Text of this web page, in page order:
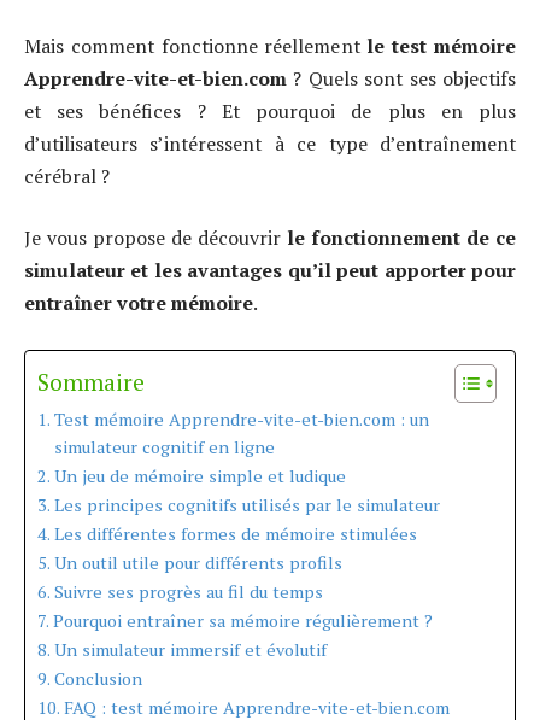
Mais comment fonctionne réellement le test mémoire
Apprendre-vite-et-bien.com ? Quels sont ses objectifs
et ses bénéfices ? Et pourquoi de plus en plus
d’utilisateurs s’intéressent à ce type d’entraînement
cérébral ?
Je vous propose de découvrir le fonctionnement de ce
simulateur et les avantages qu’il peut apporter pour
entraîner votre mémoire.
Sommaire
Test mémoire Apprendre-vite-et-bien.com : un
simulateur cognitif en ligne
Un jeu de mémoire simple et ludique
Les principes cognitifs utilisés par le simulateur
Les différentes formes de mémoire stimulées
Un outil utile pour différents profils
Suivre ses progrès au fil du temps
Pourquoi entraîner sa mémoire régulièrement ?
Un simulateur immersif et évolutif
Conclusion
FAQ : test mémoire Apprendre-vite-et-bien.com